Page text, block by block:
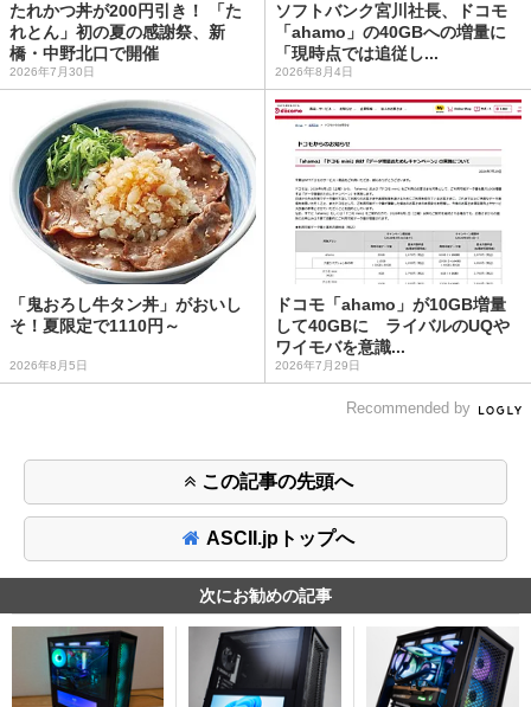
たれかつ丼が200円引き！ 「た
れとん」初の夏の感謝祭、新
橋・中野北口で開催
2026年7月30日
ソフトバンク宮川社長、ドコモ
「ahamo」の40GBへの増量に
「現時点では追従し...
2026年8月4日
「鬼おろし牛タン丼」がおいし
そ！夏限定で1110円～
2026年8月5日
ドコモ「ahamo」が10GB増量
して40GBに ライバルのUQや
ワイモバを意識...
2026年7月29日
Recommended by
この記事の先頭へ
ASCII.jpトップへ
次にお勧めの記事